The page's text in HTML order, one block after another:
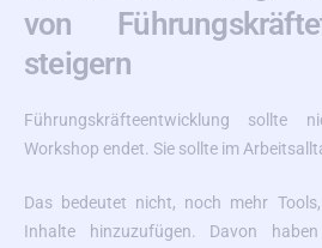
von
steigern
Führungskräfteentwicklung sollte
Workshop endet. Sie sollte im
Das bedeutet nicht, noch mehr
Inhalte hinzuzufügen. Davon